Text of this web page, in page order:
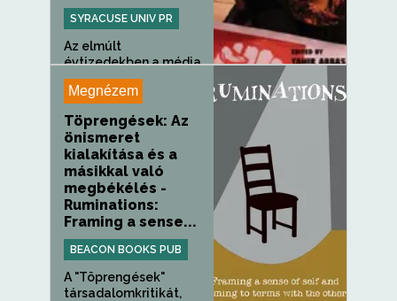
SYRACUSE UNIV PR
Az elmúlt
évtizedekben a média,
a tudományos élet...
Megnézem
Töprengések: Az
önismeret
kialakítása és a
másikkal való
megbékélés -
Ruminations:
Framing a sense...
BEACON BOOKS PUB
A "Töprengések"
társadalomkritikát,